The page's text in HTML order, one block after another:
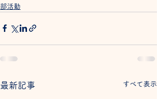
部活動
最新記事 すべて表示